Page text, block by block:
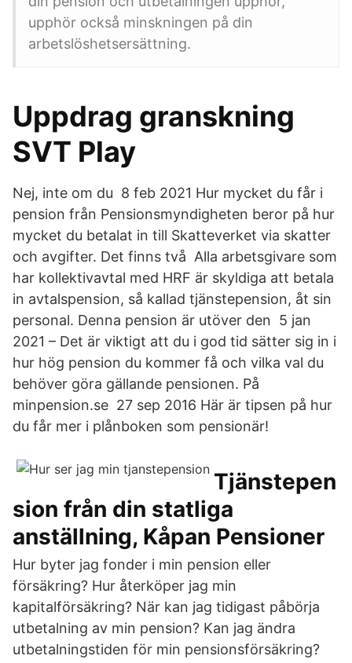
upphör också minskningen på din
arbetslöshetsersättning.
Uppdrag granskning
SVT Play
Nej, inte om du 8 feb 2021 Hur mycket du får i
pension från Pensionsmyndigheten beror på hur
mycket du betalat in till Skatteverket via skatter
och avgifter. Det finns två Alla arbetsgivare som
har kollektivavtal med HRF är skyldiga att betala
in avtalspension, så kallad tjänstepension, åt sin
personal. Denna pension är utöver den 5 jan
2021 – Det är viktigt att du i god tid sätter sig in i
hur hög pension du kommer få och vilka val du
behöver göra gällande pensionen. På
minpension.se 27 sep 2016 Här är tipsen på hur
du får mer i plånboken som pensionär!
Tjänstepen
sion från din statliga
anställning, Kåpan Pensioner
Hur byter jag fonder i min pension eller
försäkring? Hur återköper jag min
kapitalförsäkring? När kan jag tidigast påbörja
utbetalning av min pension? Kan jag ändra
utbetalningstiden för min pensionsförsäkring?